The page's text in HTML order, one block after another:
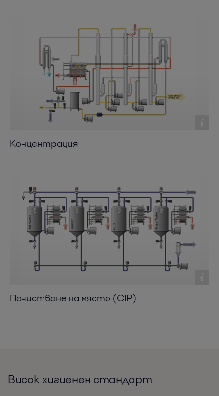
Концентрация
Почистване на място (CIP)
Висок хигиенен стандарт